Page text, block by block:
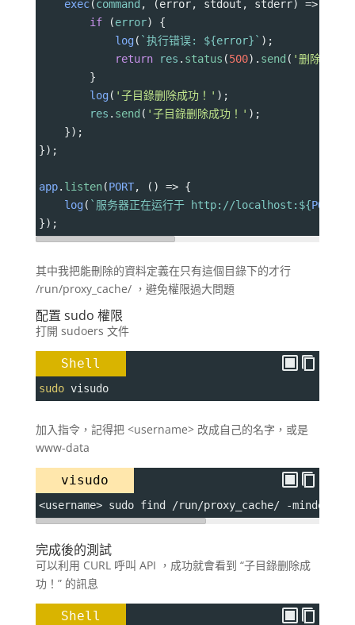
exec(command , (error, stdout , stderr) => {
if (error) {
log( `执行错误: ${error}` );
return
res . status (500). send ( '删除子目
        }
log( '子目錄删除成功！' );
res . send ( '子目錄删除成功！' );
    });
});
app. listen(PORT, () => {
log( `服务器正在运行于 http://localhost:${PORT
});
其中我把能刪除的資料定義在只有這個目錄下的才行
/run/proxy_cache/ ，避免權限過大問題
配置 sudo 權限
打開 sudoers 文件
Shell
sudo visudo
加入指令，記得把 <username> 改成自己的名字，或是
www-data
visudo
<username> sudo find /run/proxy_cache/ -
完成後的測試
可以利用 CURL 呼叫 API ，成功就會看到 “子目錄删除成
功！” 的訊息
Shell